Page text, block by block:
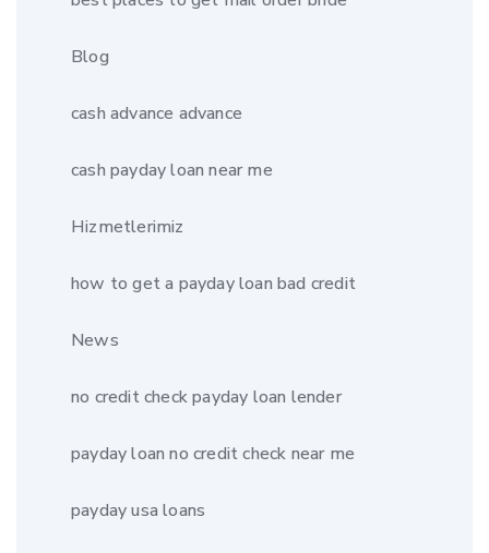
Blog
cash advance advance
cash payday loan near me
Hizmetlerimiz
how to get a payday loan bad credit
News
no credit check payday loan lender
payday loan no credit check near me
payday usa loans